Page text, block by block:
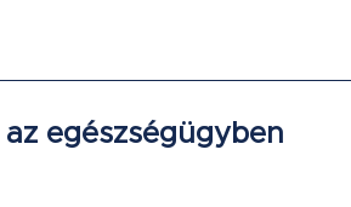
egészségügyben